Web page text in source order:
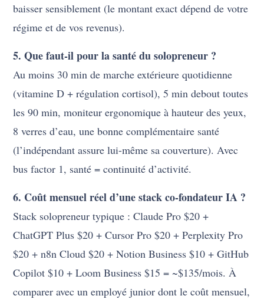
baisser sensiblement (le montant exact dépend de votre
régime et de vos revenus).
5. Que faut-il pour la santé du solopreneur ?
Au moins 30 min de marche extérieure quotidienne
(vitamine D + régulation cortisol), 5 min debout toutes
les 90 min, moniteur ergonomique à hauteur des yeux,
8 verres d’eau, une bonne complémentaire santé
(l’indépendant assure lui-même sa couverture). Avec
bus factor 1, santé = continuité d’activité.
6. Coût mensuel réel d’une stack co-fondateur IA ?
Stack solopreneur typique : Claude Pro $20 +
ChatGPT Plus $20 + Cursor Pro $20 + Perplexity Pro
$20 + n8n Cloud $20 + Notion Business $10 + GitHub
Copilot $10 + Loom Business $15 = ~$135/mois. À
comparer avec un employé junior dont le coût mensuel,